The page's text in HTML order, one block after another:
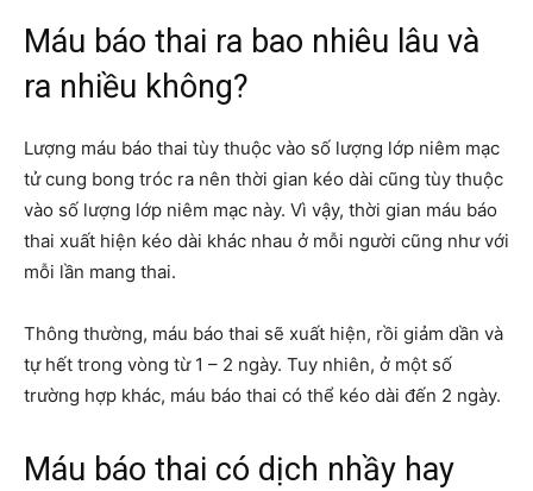
Máu báo thai ra bao nhiêu lâu và
ra nhiều không?
Lượng máu báo thai tùy thuộc vào số lượng lớp niêm mạc
tử cung bong tróc ra nên thời gian kéo dài cũng tùy thuộc
vào số lượng lớp niêm mạc này. Vì vậy, thời gian máu báo
thai xuất hiện kéo dài khác nhau ở mỗi người cũng như với
mỗi lần mang thai.
Thông thường, máu báo thai sẽ xuất hiện, rồi giảm dần và
tự hết trong vòng từ 1 – 2 ngày. Tuy nhiên, ở một số
trường hợp khác, máu báo thai có thể kéo dài đến 2 ngày.
Máu báo thai có dịch nhầy hay